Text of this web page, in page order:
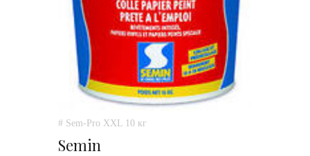
# Sem-Pro XXL 10 кг
Semin